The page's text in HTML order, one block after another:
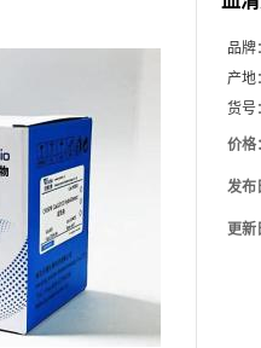
品牌
产地
货号
价格
发布
更新